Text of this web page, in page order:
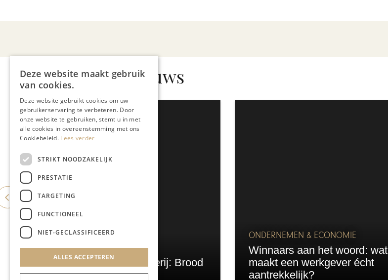
Gerelateerd nieuws
GASTRONOMIE
ES&C opent eigen bakkerij: Brood
Atelier
ONDERNEMEN & ECONOMIE
Winnaars aan het woord: wat
maakt een werkgever écht
aantrekkelijk?
Deze website maakt gebruik
van cookies.
Deze website gebruikt cookies om uw
gebruikerservaring te verbeteren. Door
onze website te gebruiken, stemt u in met
alle cookies in overeenstemming met ons
Cookiebeleid. Lees verder
STRIKT NOODZAKELIJK
PRESTATIE
TARGETING
FUNCTIONEEL
NIET-GECLASSIFICEERD
ALLES ACCEPTEREN